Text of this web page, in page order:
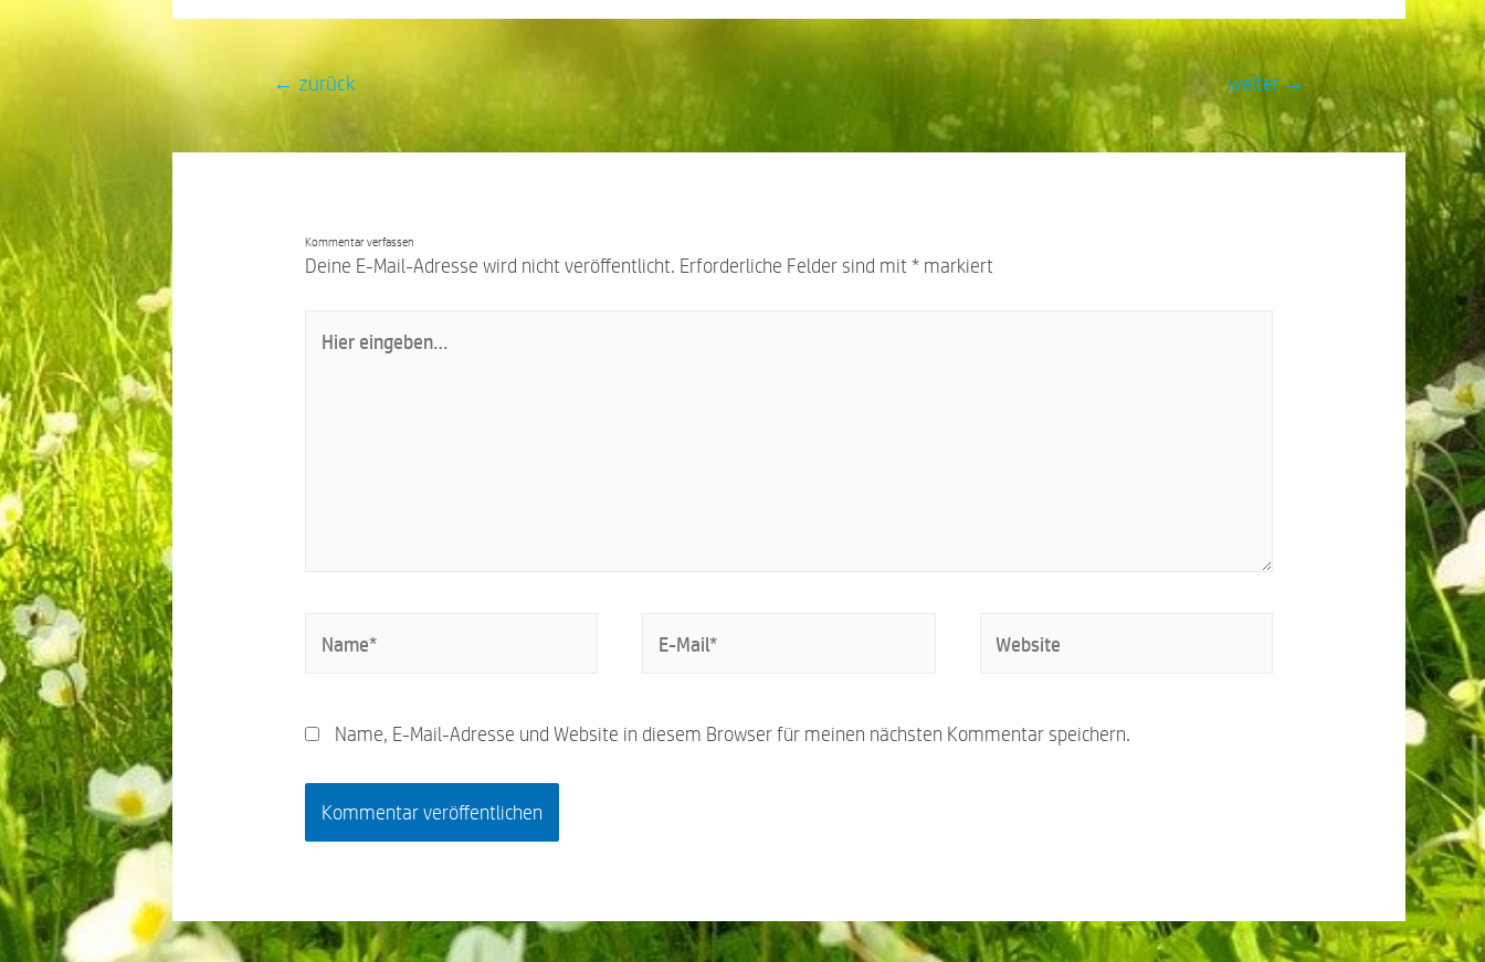
← zurück weiter→
Kommentar verfassen
Deine E-Mail-Adresse wird nicht veröffentlicht. Erforderliche Felder sind mit* markiert
Name, E-Mail-Adresse und Website in diesem Browser für meinen nächsten Kommentar speichern.